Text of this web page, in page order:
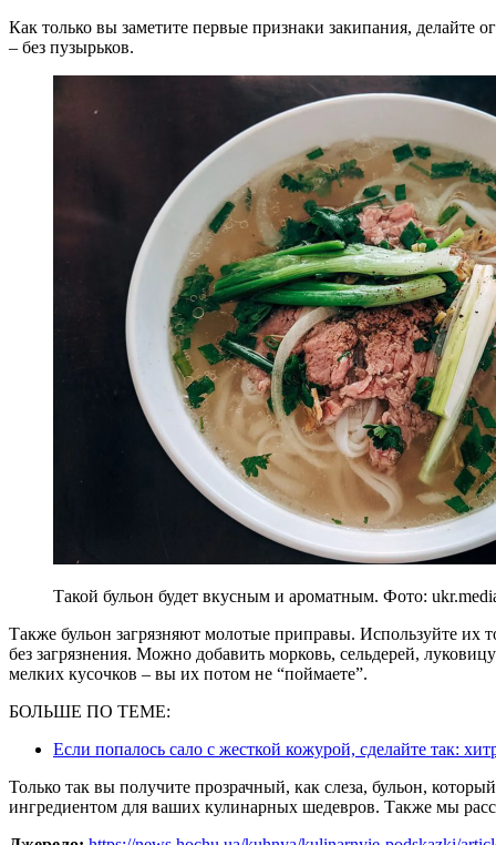
Как только вы заметите первые признаки закипания,
– без пузырьков.
Такой бульон будет вкусным и ароматным. Фото:
Также бульон загрязняют молотые приправы. Используйте их
без загрязнения. Можно добавить морковь, сельдерей,
мелких кусочков – вы их потом не “поймаете”.
БОЛЬШЕ ПО ТЕМЕ:
Если попалось сало с жесткой кожурой, сделайте так:
Только так вы получите прозрачный, как слеза, бульон,
ингредиентом для ваших кулинарных шедевров. Также мы